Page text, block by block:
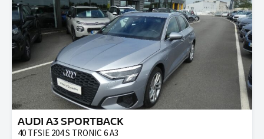
AUDI A3 SPORTBACK
40 TFSIE 204 S TRONIC 6 A3